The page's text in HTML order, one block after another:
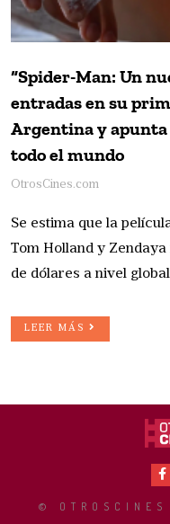
“Spider-Man: Un
entradas en su
Argentina y
todo el mundo
OtrosCines.com
Se estima que la
Tom Holland y
de dólares a nivel
LEER MÁS
© OTROSCINES